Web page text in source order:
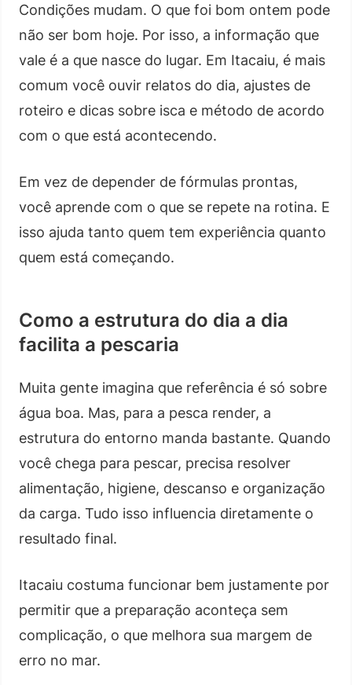
Condições mudam. O que foi bom ontem pode
não ser bom hoje. Por isso, a informação que
vale é a que nasce do lugar. Em Itacaiu, é mais
comum você ouvir relatos do dia, ajustes de
roteiro e dicas sobre isca e método de acordo
com o que está acontecendo.
Em vez de depender de fórmulas prontas,
você aprende com o que se repete na rotina. E
isso ajuda tanto quem tem experiência quanto
quem está começando.
Como a estrutura do dia a dia
facilita a pescaria
Muita gente imagina que referência é só sobre
água boa. Mas, para a pesca render, a
estrutura do entorno manda bastante. Quando
você chega para pescar, precisa resolver
alimentação, higiene, descanso e organização
da carga. Tudo isso influencia diretamente o
resultado final.
Itacaiu costuma funcionar bem justamente por
permitir que a preparação aconteça sem
complicação, o que melhora sua margem de
erro no mar.